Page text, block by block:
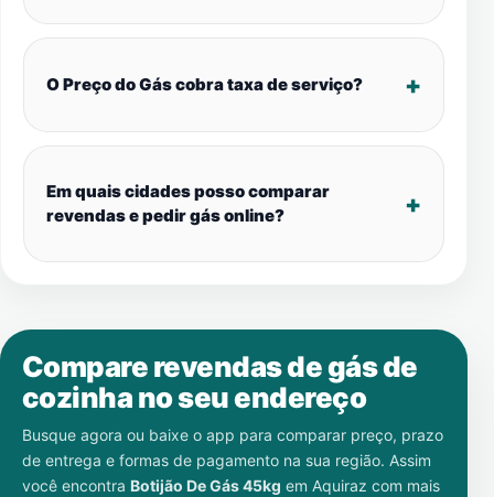
O Preço do Gás cobra taxa de serviço?
Em quais cidades posso comparar
revendas e pedir gás online?
Compare revendas de gás de
cozinha no seu endereço
Busque agora ou baixe o app para comparar preço, prazo
de entrega e formas de pagamento na sua região. Assim
você encontra Botijão De Gás 45kg em Aquiraz com mais